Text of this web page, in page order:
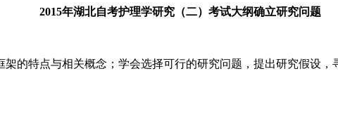
2015年湖北自考护理学研究（二）考试大纲确立研究问题
特点与相关概念；学会选择可行的研究问题，提出研究假设，